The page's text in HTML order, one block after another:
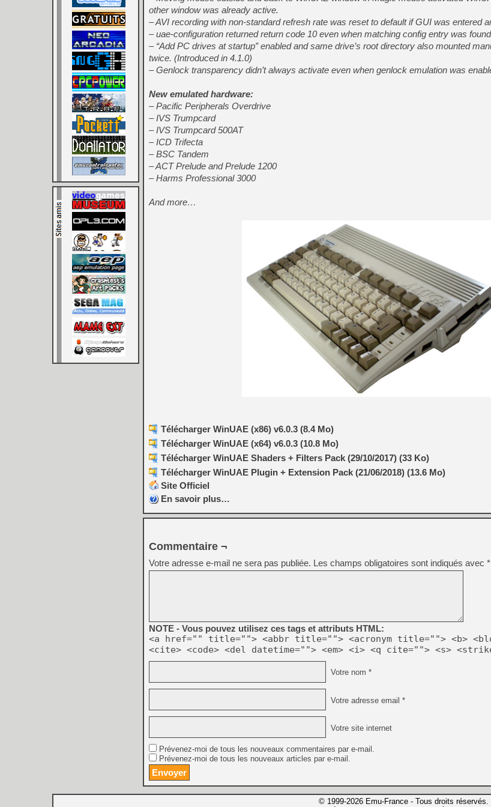
other window was already active.
– AVI recording with non-standard refresh rate was reset to default if GUI was entered
– uae-configuration returned return code 10 even when matching config entry was
– “Add PC drives at startup” enabled and same drive’s root directory also mounted
twice. (Introduced in 4.1.0)
– Genlock transparency didn’t always activate even when genlock emulation was
New emulated hardware:
– Pacific Peripherals Overdrive
– IVS Trumpcard
– IVS Trumpcard 500AT
– ICD Trifecta
– BSC Tandem
– ACT Prelude and Prelude 1200
– Harms Professional 3000
And more…
Télécharger WinUAE (x86) v6.0.3 (8.4 Mo)
Télécharger WinUAE (x64) v6.0.3 (10.8 Mo)
Télécharger WinUAE Shaders + Filters Pack (29/10/2017) (33 Ko)
Télécharger WinUAE Plugin + Extension Pack (21/06/2018) (13.6 Mo)
Site Officiel
En savoir plus…
Commentaire ¬
Votre adresse e-mail ne sera pas publiée. Les champs obligatoires sont indiqués avec *
NOTE - Vous pouvez utilisez ces tags et attributs HTML:
<a href="" title=""> <abbr title=""> <acronym title=""> <b>
<cite> <code> <del datetime=""> <em> <i> <q cite=""> <s>
Votre nom *
Votre adresse email *
Votre site internet
Prévenez-moi de tous les nouveaux commentaires par e-mail.
Prévenez-moi de tous les nouveaux articles par e-mail.
© 1999-2026 Emu-France - Tous droits réservés.